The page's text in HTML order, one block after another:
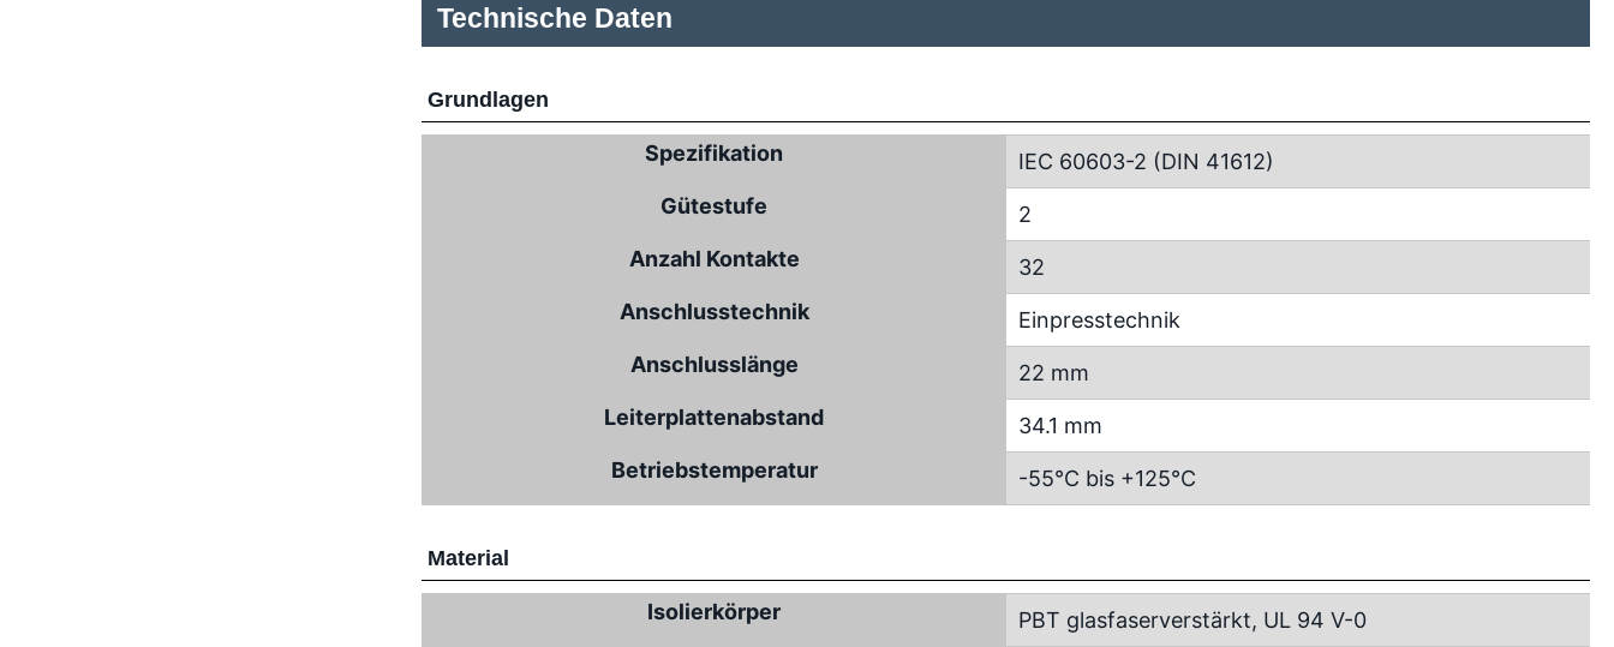
Technische Daten
Grundlagen
Spezifikation
IEC 60603-2 (DIN 41612)
Gütestufe
2
Anzahl Kontakte
32
Anschlusstechnik
Einpresstechnik
Anschlusslänge
22 mm
Leiterplattenabstand
34.1 mm
Betriebstemperatur
-55°C bis +125°C
Material
Isolierkörper
PBT glasfaserverstärkt, UL 94 V-0